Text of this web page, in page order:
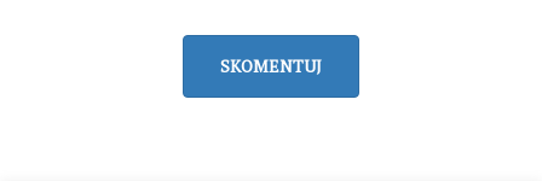
SKOMENTUJ